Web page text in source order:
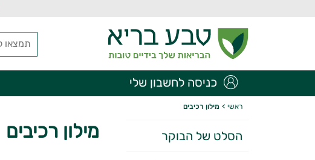
כניסה לחשבון שלי
ראשי > מילון רכיבים
הסלט של הבוקר מילון רכיבים